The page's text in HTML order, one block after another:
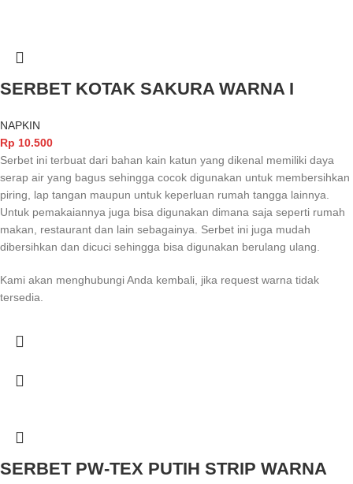
SERBET KOTAK SAKURA WARNA I
NAPKIN
Rp 10.500
Serbet ini terbuat dari bahan kain katun yang dikenal memiliki daya
serap air yang bagus sehingga cocok digunakan untuk membersihkan
piring, lap tangan maupun untuk keperluan rumah tangga lainnya.
Untuk pemakaiannya juga bisa digunakan dimana saja seperti rumah
makan, restaurant dan lain sebagainya. Serbet ini juga mudah
dibersihkan dan dicuci sehingga bisa digunakan berulang ulang.
Kami akan menghubungi Anda kembali, jika request warna tidak
tersedia.
SERBET PW-TEX PUTIH STRIP WARNA